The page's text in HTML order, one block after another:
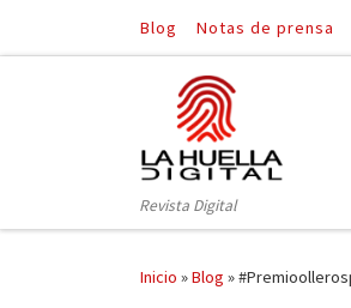
Saltar al contenido
Blog Notas de prensa
Revista Digital
Inicio »Blog »